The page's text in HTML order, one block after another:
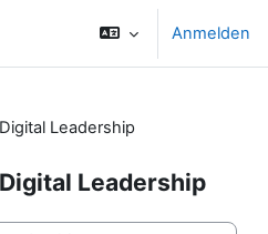
Anmelden
Leadership
Leadership